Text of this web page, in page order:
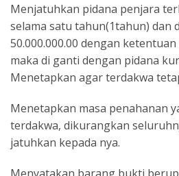
Menjatuhkan pidana penjara
selama satu tahun(1tahun) dan
50.000.000.00 dengan
maka di ganti dengan pidana
Menetapkan agar terdakwa
Menetapkan masa penahanan
terdakwa, dikurangkan
jatuhkan kepada nya.